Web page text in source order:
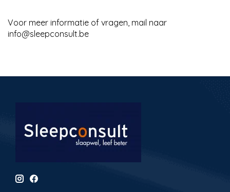
Voor meer informatie of vragen, mail naar
info@sleepconsult.be